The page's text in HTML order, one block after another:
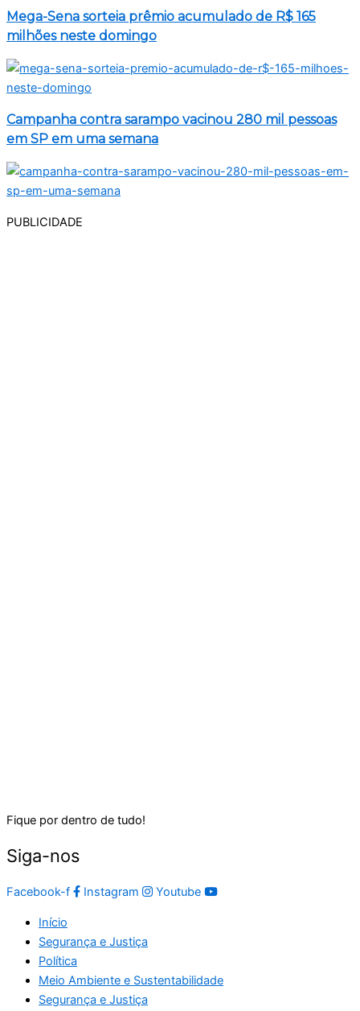
Mega-Sena sorteia prêmio acumulado de R$ 165
milhões neste domingo
Campanha contra sarampo vacinou 280 mil pessoas
em SP em uma semana
PUBLICIDADE
Fique por dentro de tudo!
Siga-nos
Facebook-f Instagram Youtube
Início
Segurança e Justiça
Política
Meio Ambiente e Sustentabilidade
Segurança e Justiça